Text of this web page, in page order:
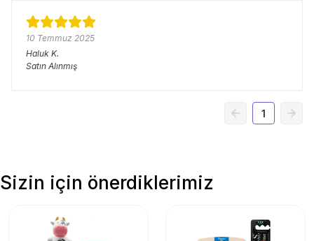
10 Temmuz 2025
Haluk K.
Satın Alınmış
1
Sizin için önerdiklerimiz